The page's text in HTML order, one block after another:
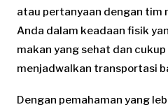
atau pertanyaan dengan tim
Anda dalam keadaan fisik
makan yang sehat dan
menjadwalkan transportasi
Dengan pemahaman yang